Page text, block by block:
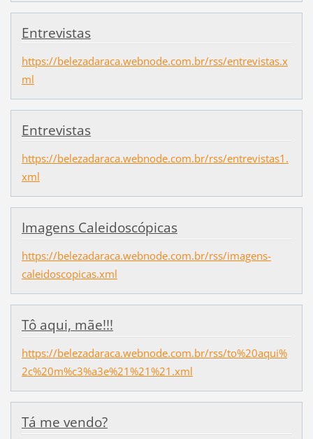
Entrevistas
https://belezadaraca.webnode.com.br/rss/entrevistas.x
ml
Entrevistas
https://belezadaraca.webnode.com.br/rss/entrevistas1.
xml
Imagens Caleidoscópicas
https://belezadaraca.webnode.com.br/rss/imagens-
caleidoscopicas.xml
Tô aqui, mãe!!!
https://belezadaraca.webnode.com.br/rss/to%20aqui%
2c%20m%c3%a3e%21%21%21.xml
Tá me vendo?